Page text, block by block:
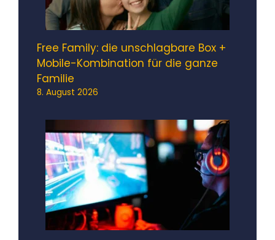
Free Family: die unschlagbare Box +
Mobile-Kombination für die ganze
Familie
8. August 2026